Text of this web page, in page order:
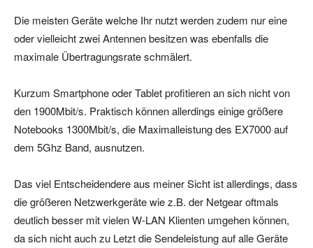
Die meisten Geräte welche Ihr nutzt werden zudem nur eine
oder vielleicht zwei Antennen besitzen was ebenfalls die
maximale Übertragungsrate schmälert.
Kurzum Smartphone oder Tablet profitieren an sich nicht von
den 1900Mbit/s. Praktisch können allerdings einige größere
Notebooks 1300Mbit/s, die Maximalleistung des EX7000 auf
dem 5Ghz Band, ausnutzen.
Das viel Entscheidendere aus meiner Sicht ist allerdings, dass
die größeren Netzwerkgeräte wie z.B. der Netgear oftmals
deutlich besser mit vielen W-LAN Klienten umgehen können,
da sich nicht auch zu Letzt die Sendeleistung auf alle Geräte